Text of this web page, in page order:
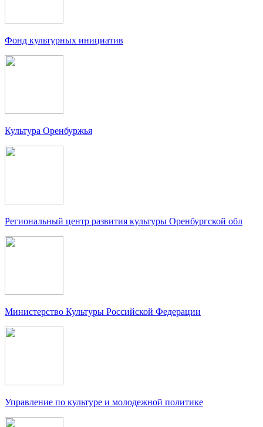
Фонд культурных инициатив
Культура Оренбуржья
Региональный центр развития культуры Оренбургской обл
Министерство Культуры Российской Федерации
Управление по культуре и молодежной политике